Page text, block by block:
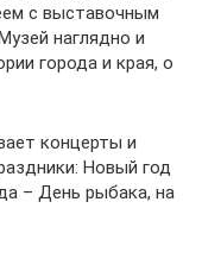
с выставочным
наглядно и
города и края, о
концерты и
Новый год
– День рыбака, на